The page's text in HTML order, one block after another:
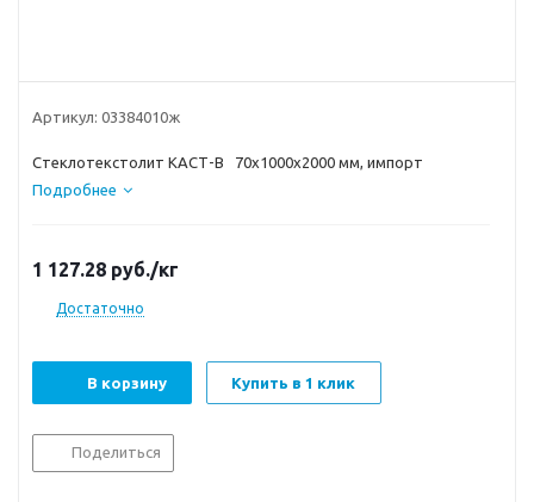
Артикул: 03384010ж
Стеклотекстолит КАСТ-В 70х1000х2000 мм, импорт
Подробнее
1 127.28 руб./кг
Достаточно
В корзину Купить в 1 клик
Поделиться